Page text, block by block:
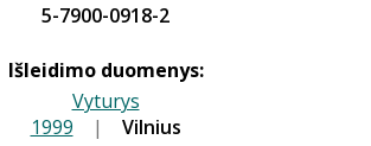
5-7900-0918-2
Išleidimo duomenys:
Vyturys
1999 | Vilnius